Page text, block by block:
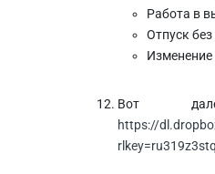
Работа в
Отпуск
Изменение
Вот
https://